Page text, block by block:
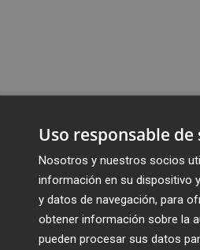
Uso responsable de
Nosotros y nuestros socios
información en su dispositivo
y datos de navegación, para
obtener información sobre la
pueden procesar sus datos